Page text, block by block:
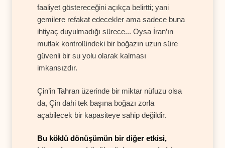
faaliyet göstereceğini açıkça belirtti; yani
gemilere refakat edecekler ama sadece buna
ihtiyaç duyulmadığı sürece... Oysa İran’ın
mutlak kontrolündeki bir boğazın uzun süre
güvenli bir su yolu olarak kalması
imkansızdır.
Çin’in Tahran üzerinde bir miktar nüfuzu olsa
da, Çin dahi tek başına boğazı zorla
açabilecek bir kapasiteye sahip değildir.
Bu köklü dönüşümün bir diğer etkisi,